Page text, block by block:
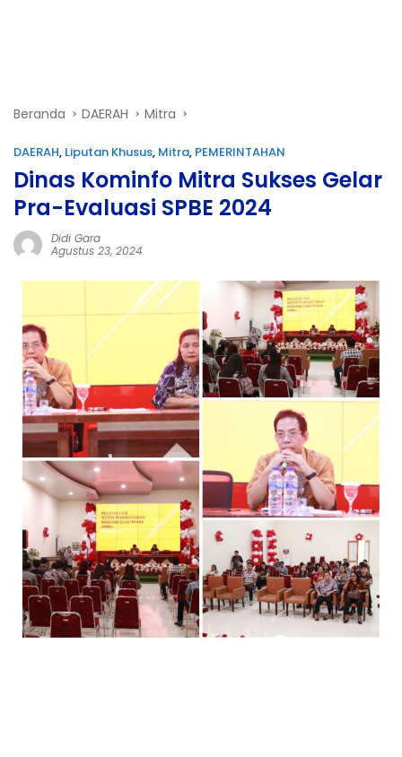
Beranda DAERAH Mitra
DAERAH, Liputan Khusus, Mitra, PEMERINTAHAN
Dinas Kominfo Mitra Sukses Gelar
Pra-Evaluasi SPBE 2024
Didi Gara
Agustus 23, 2024